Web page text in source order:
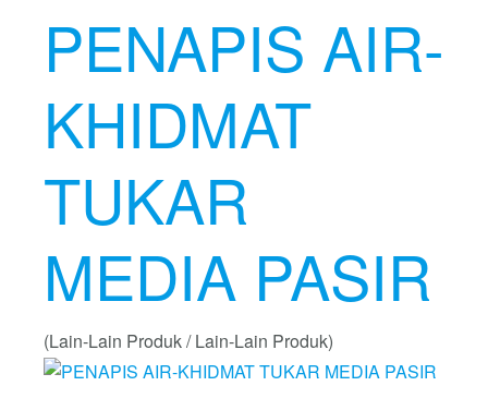
PENAPIS AIR-
KHIDMAT
TUKAR
MEDIA PASIR
(Lain-Lain Produk / Lain-Lain Produk)